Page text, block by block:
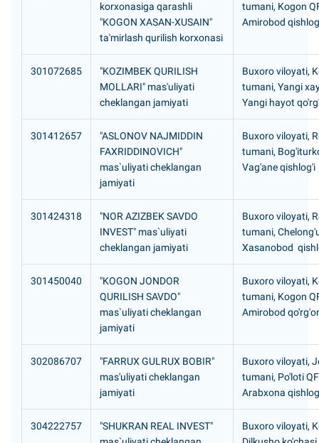
korxonasiga qarashli
"KOGON XASAN-XUSAIN"
ta'mirlash qurilish korxonasi
tumani, Kogon
Аmirobod
301072685
"KOZIMBEK QURILISH
MOLLARI" mas'uliyati
cheklangan jamiyati
Buxoro viloyati,
tumani, Yangi
Yangi hayot
301412657
"ASLONOV NAJMIDDIN
FAXRIDDINOVICH"
mas`uliyati cheklangan
jamiyati
Buxoro viloyati,
tumani,
Vag'ane qishlog'i
301424318
"NOR AZIZBEK SAVDO
INVEST" mas`uliyati
cheklangan jamiyati
Buxoro viloyati,
tumani,
Xasanobod
301450040
"KOGON JONDOR
QURILISH SAVDO"
mas`uliyati cheklangan
jamiyati
Buxoro viloyati,
tumani, Kogon
Amirobod
302086707
"FARRUX GULRUX BOBIR"
mas'uliyati cheklangan
jamiyati
Buxoro viloyati,
tumani, Po'loti
Arabxona
304222757
"SHUKRAN REAL INVEST"
Buxoro viloyati,